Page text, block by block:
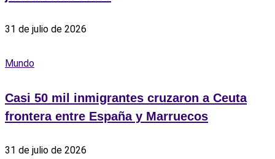
31 de julio de 2026
Mundo
Casi 50 mil inmigrantes cruzaron a Ceuta
frontera entre España y Marruecos
31 de julio de 2026